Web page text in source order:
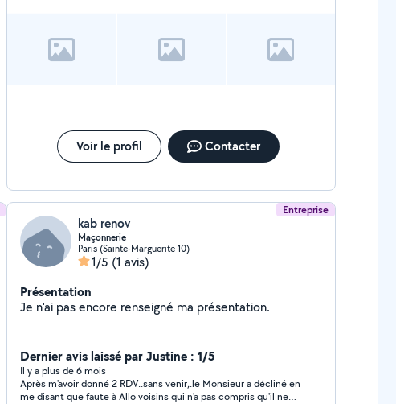
Voir le profil Contacter
Entreprise
kab renov
Maçonnerie
Paris (Sainte-Marguerite 10)
1/5 (1 avis)
Présentation
Je n'ai pas encore renseigné ma présentation.
Dernier avis laissé par Justine : 1/5
Il y a plus de 6 mois
Après m'avoir donné 2 RDV..sans venir,.le Monsieur a décliné en
me disant que faute à Allo voisins qui n'a pas compris qu'il ne